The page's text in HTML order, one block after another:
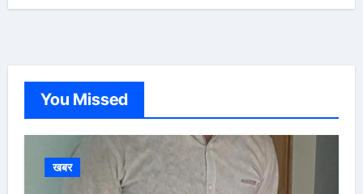
You Missed
खबर